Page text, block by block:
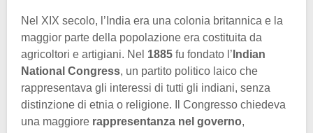
Nel XIX secolo, l’India era una colonia britannica e la
maggior parte della popolazione era costituita da
agricoltori e artigiani. Nel 1885 fu fondato l’ Indian
National Congress, un partito politico laico che
rappresentava gli interessi di tutti gli indiani, senza
distinzione di etnia o religione. Il Congresso chiedeva
una maggiore rappresentanza nel governo,